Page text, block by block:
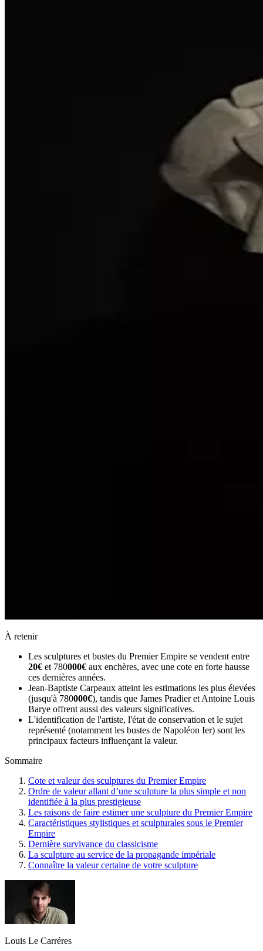
À retenir
Les sculptures et bustes du Premier Empire se vendent entre
20€ et 780000€ aux enchères, avec une cote en forte hausse
ces dernières années.
Jean-Baptiste Carpeaux atteint les estimations les plus élevées
(jusqu'à 780000€), tandis que James Pradier et Antoine Louis
Barye offrent aussi des valeurs significatives.
L'identification de l'artiste, l'état de conservation et le sujet
représenté (notamment les bustes de Napoléon Ier) sont les
principaux facteurs influençant la valeur.
Sommaire
Cote et valeur des sculptures du Premier Empire
Ordre de valeur allant d’une sculpture la plus simple et non
identifiée à la plus prestigieuse
Les raisons de faire estimer une sculpture du Premier Empire
Caractéristiques stylistiques et sculpturales sous le Premier
Empire
Dernière survivance du classicisme
La sculpture au service de la propagande impériale
Connaître la valeur certaine de votre sculpture
Louis Le Carréres